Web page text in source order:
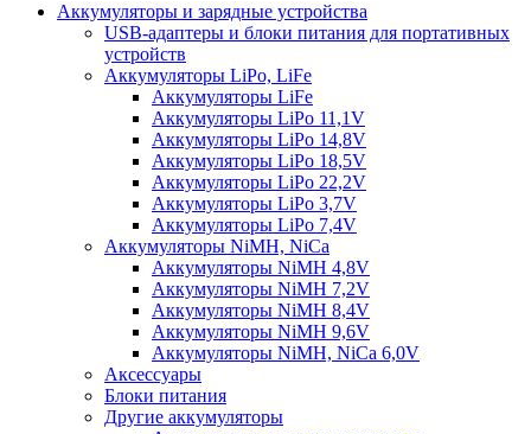
Аккумуляторы и зарядные устройства
USB-адаптеры и блоки питания для портативных
устройств
Аккумуляторы LiPo, LiFe
Аккумуляторы LiFe
Аккумуляторы LiPo 11,1V
Аккумуляторы LiPo 14,8V
Аккумуляторы LiPo 18,5V
Аккумуляторы LiPo 22,2V
Аккумуляторы LiPo 3,7V
Аккумуляторы LiPo 7,4V
Аккумуляторы NiMH, NiCa
Аккумуляторы NiMH 4,8V
Аккумуляторы NiMH 7,2V
Аккумуляторы NiMH 8,4V
Аккумуляторы NiMH 9,6V
Аккумуляторы NiMH, NiCa 6,0V
Аксессуары
Блоки питания
Другие аккумуляторы